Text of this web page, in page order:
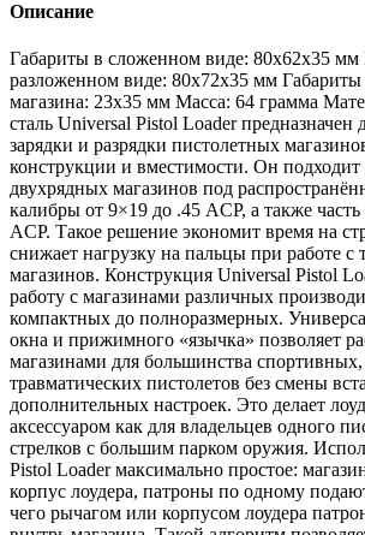
Описание
Габариты в сложенном виде: 80х62х35 мм
разложенном виде: 80х72х35 мм
магазина: 23х35 мм Масса: 64 грамма
сталь Universal Pistol Loader предназначен
зарядки и разрядки пистолетных
конструкции и вместимости. Он подходит
двухрядных магазинов под
калибры от 9×19 до .45 ACP, а также
ACP. Такое решение экономит время на
снижает нагрузку на пальцы при работе
магазинов. Конструкция Universal Pistol
работу с магазинами различных
компактных до полноразмерных.
окна и прижимного «язычка» позволяет
магазинами для большинства
травматических пистолетов без смены
дополнительных настроек. Это делает
аксессуаром как для владельцев одного
стрелков с большим парком оружия.
Pistol Loader максимально простое:
корпус лоудера, патроны по одному
чего рычагом или корпусом лоудера